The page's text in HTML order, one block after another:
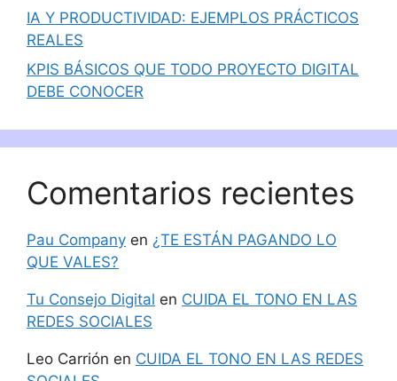
IA Y PRODUCTIVIDAD: EJEMPLOS PRÁCTICOS
REALES
KPIS BÁSICOS QUE TODO PROYECTO DIGITAL
DEBE CONOCER
Comentarios recientes
Pau Company en ¿TE ESTÁN PAGANDO LO
QUE VALES?
Tu Consejo Digital en CUIDA EL TONO EN LAS
REDES SOCIALES
Leo Carrión en CUIDA EL TONO EN LAS REDES